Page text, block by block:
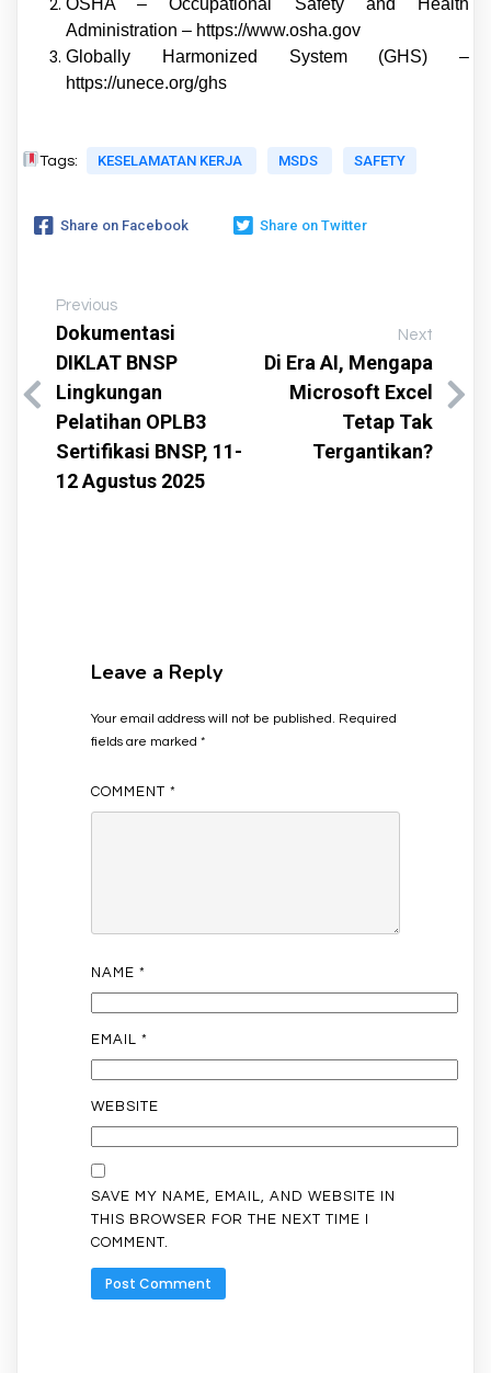
Administration – https://www.osha.gov
Globally Harmonized System (GHS) –
https://unece.org/ghs
Tags: KESELAMATAN KERJA MSDS SAFETY
Share on Facebook Share on Twitter
Previous
Dokumentasi
DIKLAT BNSP
Lingkungan
Pelatihan OPLB3
Sertifikasi BNSP, 11-
12 Agustus 2025
Next
Di Era AI, Mengapa
Microsoft Excel
Tetap Tak
Tergantikan?
Leave a Reply
Your email address will not be published. Required
fields are marked *
COMMENT *
NAME *
EMAIL *
WEBSITE
SAVE MY NAME, EMAIL, AND WEBSITE IN
THIS BROWSER FOR THE NEXT TIME I
COMMENT.